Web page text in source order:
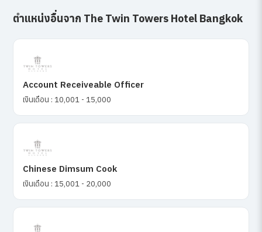
ตำแหน่งอื่นจาก The Twin Towers Hotel Bangkok
Account Receiveable Officer
เงินเดือน : 10,001 - 15,000
Chinese Dimsum Cook
เงินเดือน : 15,001 - 20,000